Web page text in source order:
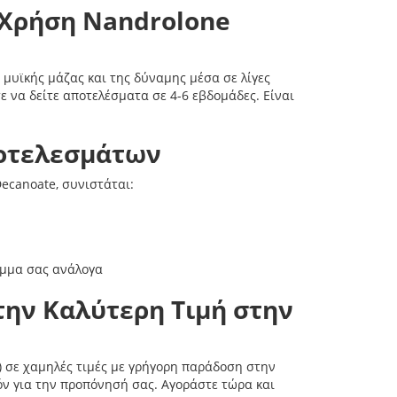
Nandrolone
μάζας και της δύναμης μέσα σε λίγες
δείτε αποτελέσματα σε 4-6 εβδομάδες. Είναι
συνιστάται:
σας ανάλογα
Καλύτερη Τιμή στην
χαμηλές τιμές με γρήγορη παράδοση στην
για την προπόνησή σας. Αγοράστε τώρα και